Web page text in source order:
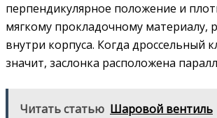
перпендикулярное положение и
мягкому прокладочному материалу,
внутри корпуса. Когда дроссельный
значит, заслонка расположена
Читать статью Шаровой вентиль